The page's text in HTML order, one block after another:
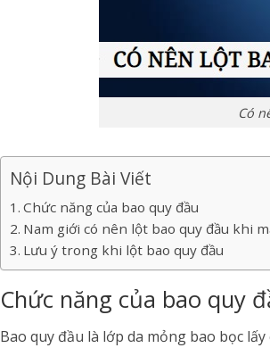
Có
Nội Dung Bài Viết
Chức năng của bao quy đầu
Nam giới có nên lột bao quy đầu khi
Lưu ý trong khi lột bao quy đầu
Chức năng của bao quy
Bao quy đầu là lớp da mỏng bao bọc